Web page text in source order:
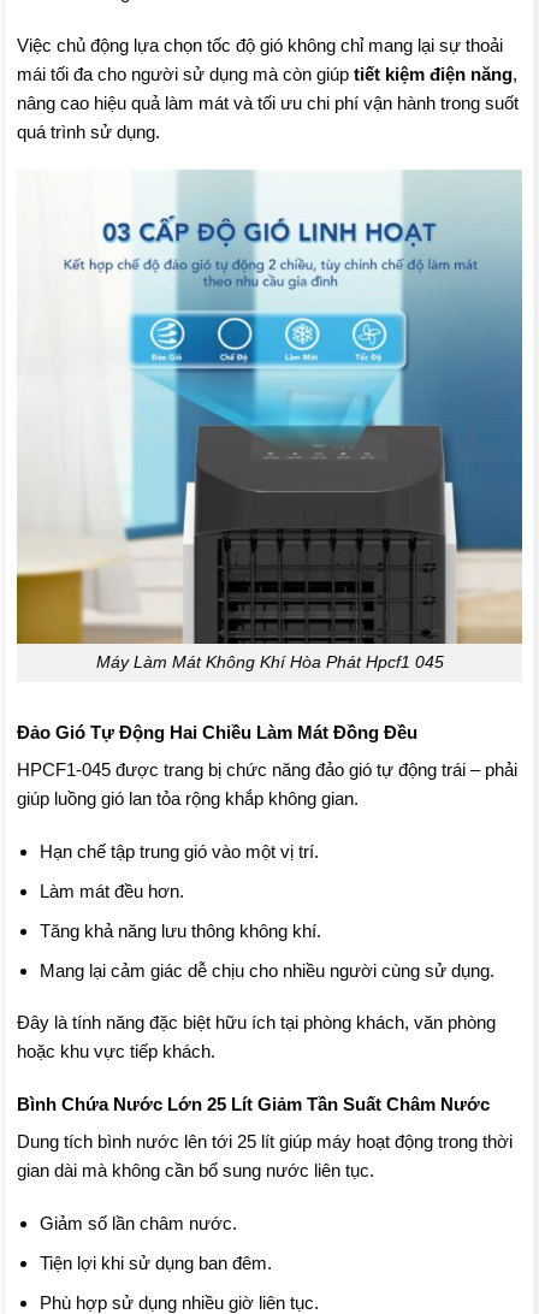
Việc chủ động lựa chọn tốc độ gió không chỉ mang lại sự thoải
mái tối đa cho người sử dụng mà còn giúp tiết kiệm điện năng,
nâng cao hiệu quả làm mát và tối ưu chi phí vận hành trong suốt
quá trình sử dụng.
Máy Làm Mát Không Khí Hòa Phát Hpcf1 045
Đảo Gió Tự Động Hai Chiều Làm Mát Đồng Đều
HPCF1-045 được trang bị chức năng đảo gió tự động trái – phải
giúp luồng gió lan tỏa rộng khắp không gian.
Hạn chế tập trung gió vào một vị trí.
Làm mát đều hơn.
Tăng khả năng lưu thông không khí.
Mang lại cảm giác dễ chịu cho nhiều người cùng sử dụng.
Đây là tính năng đặc biệt hữu ích tại phòng khách, văn phòng
hoặc khu vực tiếp khách.
Bình Chứa Nước Lớn 25 Lít Giảm Tần Suất Châm Nước
Dung tích bình nước lên tới 25 lít giúp máy hoạt động trong thời
gian dài mà không cần bổ sung nước liên tục.
Giảm số lần châm nước.
Tiện lợi khi sử dụng ban đêm.
Phù hợp sử dụng nhiều giờ liên tục.